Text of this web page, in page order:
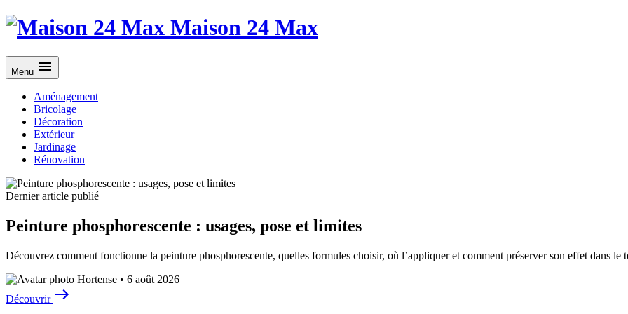
Maison 24 Max
Menu
Aménagement
Bricolage
Décoration
Extérieur
Jardinage
Rénovation
Dernier article publié
Peinture phosphorescente : usages, pose et limites
Découvrez comment fonctionne la peinture phosphorescente, quelles formules choisir, où l’appliquer et comment préserver son effet dans le
Hortense • 6 août 2026
Découvrir